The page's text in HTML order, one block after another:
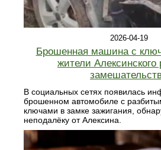
2026-04-19
Брошенная машина с
жители Алексинского
В социальных сетях появилась
брошенном автомобиле с
ключами в замке зажигания,
неподалёку от Алексина.